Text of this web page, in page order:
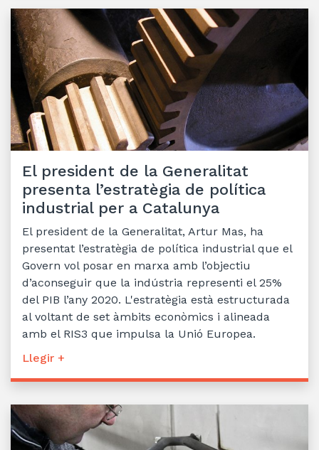
El president de la Generalitat
presenta l’estratègia de política
industrial per a Catalunya
El president de la Generalitat, Artur Mas, ha
presentat l’estratègia de política industrial que el
Govern vol posar en marxa amb l’objectiu
d’aconseguir que la indústria representi el 25%
del PIB l’any 2020. L'estratègia està estructurada
al voltant de set àmbits econòmics i alineada
amb el RIS3 que impulsa la Unió Europea.
Llegir +